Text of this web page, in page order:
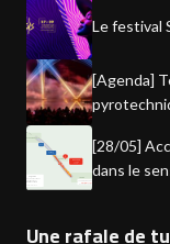
Le festival
[Agenda]
[28/05]
dans le
Une rafale de